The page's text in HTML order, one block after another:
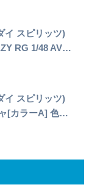
イ スピリッツ)
RG 1/48 AV…
イ スピリッツ)
[カラーA] 色…